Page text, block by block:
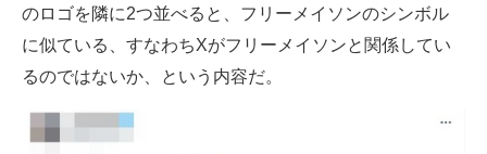
のロゴを隣に2つ並べると、フリーメイソンのシンボル
に似ている、すなわちXがフリーメイソンと関係してい
るのではないか、という内容だ。